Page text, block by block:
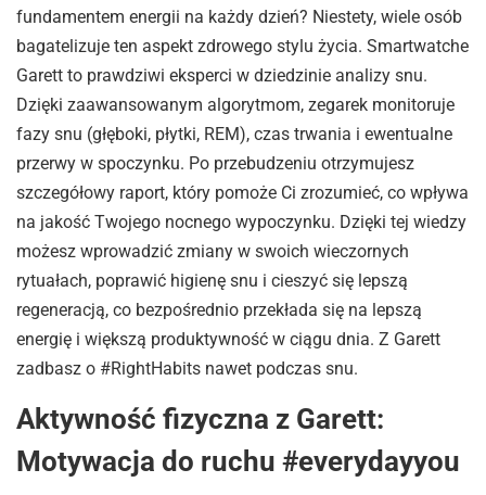
fundamentem energii na każdy dzień? Niestety, wiele osób
bagatelizuje ten aspekt zdrowego stylu życia. Smartwatche
Garett to prawdziwi eksperci w dziedzinie analizy snu.
Dzięki zaawansowanym algorytmom, zegarek monitoruje
fazy snu (głęboki, płytki, REM), czas trwania i ewentualne
przerwy w spoczynku. Po przebudzeniu otrzymujesz
szczegółowy raport, który pomoże Ci zrozumieć, co wpływa
na jakość Twojego nocnego wypoczynku. Dzięki tej wiedzy
możesz wprowadzić zmiany w swoich wieczornych
rytuałach, poprawić higienę snu i cieszyć się lepszą
regeneracją, co bezpośrednio przekłada się na lepszą
energię i większą produktywność w ciągu dnia. Z Garett
zadbasz o #RightHabits nawet podczas snu.
Aktywność fizyczna z Garett:
Motywacja do ruchu #everydayyou